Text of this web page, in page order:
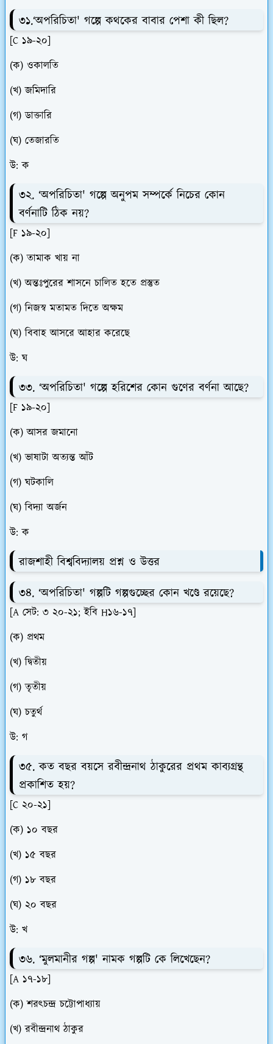
৩১.‘অপরিচিতা' গল্পে কথকের বাবার পেশা কী ছিল?
[C ১৯-২০]
(ক) ওকালতি
(খ) জমিদারি
(গ) ডাক্তারি
(ঘ) তেজারতি
উ: ক
৩২. ‘অপরিচিতা' গল্পে অনুপম সম্পর্কে নিচের কোন
বর্ণনাটি ঠিক নয়?
[F ১৯-২০]
(ক) তামাক খায় না
(খ) অন্তঃপুরের শাসনে চালিত হতে প্রস্তুত
(গ) নিজস্ব মতামত দিতে অক্ষম
(ঘ) বিবাহ আসরে আহার করেছে
উ: ঘ
৩৩. ‘অপরিচিতা' গল্পে হরিশের কোন গুণের বর্ণনা আছে?
[F ১৯-২০]
(ক) আসর জমানো
(খ) ভাষাটা অত্যন্ত আঁট
(গ) ঘটকালি
(ঘ) বিদ্যা অর্জন
উ: ক
রাজশাহী বিশ্ববিদ্যালয় প্রশ্ন ও উত্তর
৩৪. ‘অপরিচিতা' গল্পটি গল্পগুচ্ছের কোন খণ্ডে রয়েছে?
[A সেট: ৩ ২০-২১; ইবি H১৬-১৭]
(ক) প্রথম
(খ) দ্বিতীয়
(গ) তৃতীয়
(ঘ) চতুর্থ
উ: গ
৩৫. কত বছর বয়সে রবীন্দ্রনাথ ঠাকুরের প্রথম কাব্যগ্রন্থ
প্রকাশিত হয়?
[C ২০-২১]
(ক) ১০ বছর
(খ) ১৫ বছর
(গ) ১৮ বছর
(ঘ) ২০ বছর
উ: খ
৩৬. ‘মুলমানীর গল্প' নামক গল্পটি কে লিখেছেন?
[A ১৭-১৮]
(ক) শরৎচন্দ্র চট্টোপাধ্যায়
(খ) রবীন্দ্রনাথ ঠাকুর